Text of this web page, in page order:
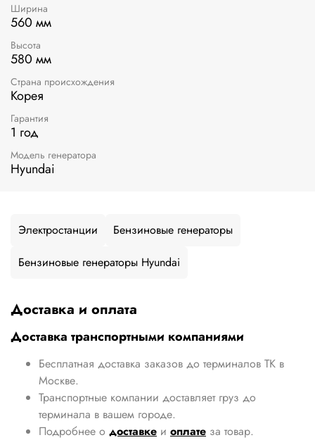
Ширина
560 мм
Высота
580 мм
Страна происхождения
Корея
Гарантия
1 год
Модель генератора
Hyundai
Электростанции
Бензиновые генераторы
Бензиновые генераторы Hyundai
Доставка и оплата
Доставка транспортными компаниями
Бесплатная доставка заказов до терминалов ТК в
Москве.
Транспортные компании доставляет груз до
терминала в вашем городе.
Подробнее о доставке и оплате за товар.